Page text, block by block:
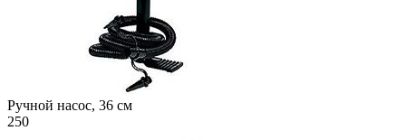
Ручной насос, 36 см
250